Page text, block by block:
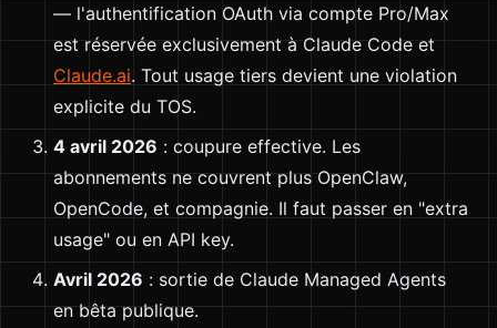
— l'authentification OAuth via compte Pro/Max
est réservée exclusivement à Claude Code et
Claude.ai. Tout usage tiers devient une violation
explicite du TOS.
4 avril 2026 : coupure effective. Les
abonnements ne couvrent plus OpenClaw,
OpenCode, et compagnie. Il faut passer en "extra
usage" ou en API key.
Avril 2026 : sortie de Claude Managed Agents
en bêta publique.